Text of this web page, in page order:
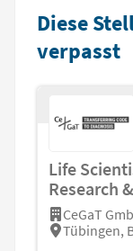
Diese
verpasst
Life
Research
CeGaT
Tübingen,